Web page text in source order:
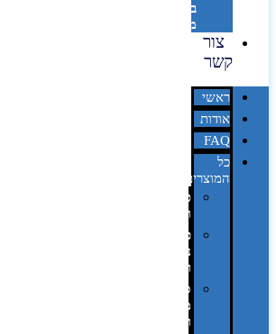
באמצעות
מדבקות
צור
קשר
ראשי
אודות
FAQ
כל
המוצרים
טכנולוגיה
וגאדג'טים
פנאי,
נופש
ונסיעות
סביבת
משרד
ופרימיום